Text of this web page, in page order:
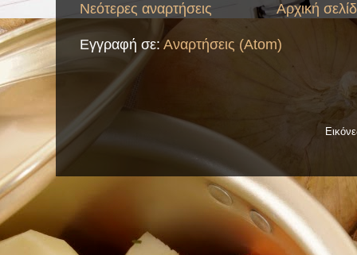
Νεότερες αναρτήσεις Αρχική
Εγγραφή σε:Αναρτήσεις (Atom)